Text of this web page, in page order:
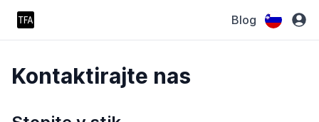
Blog
Kontaktirajte nas